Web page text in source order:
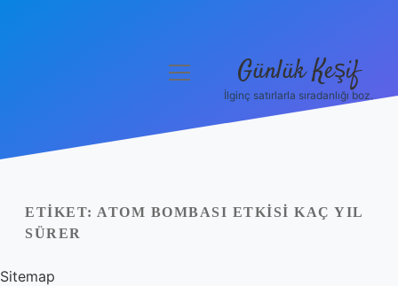
Yasal Uyarı
menüyü
Günlük Keşif
İlginç satırlarla sıradanlığı boz.
ETIKET: ATOM BOMBASI ETKISI KAÇ YIL
SÜRER
Sitemap